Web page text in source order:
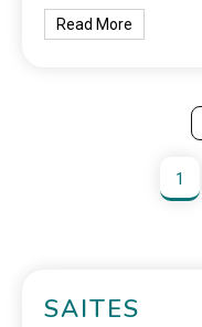
Read More
1
SAITES